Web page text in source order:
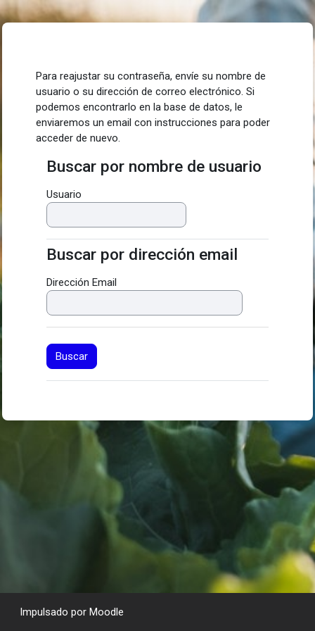
Saltar al contenido principal
Para reajustar su contraseña, envíe su nombre de
usuario o su dirección de correo electrónico. Si
podemos encontrarlo en la base de datos, le
enviaremos un email con instrucciones para poder
acceder de nuevo.
Buscar por nombre de usuario
Buscar por nombre de usuario
Usuario
Buscar por dirección email
Buscar por dirección email
Dirección Email
Impulsado por Moodle